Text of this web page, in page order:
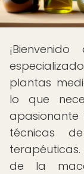
plantas
lo que
apasionante
técnicas
de la